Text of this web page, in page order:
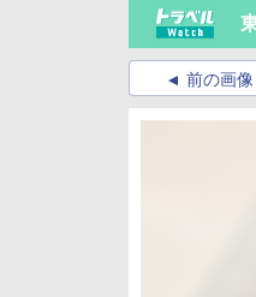
前の画像